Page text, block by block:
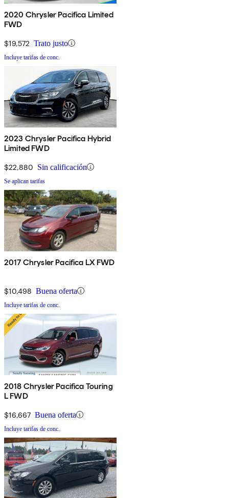
2020 Chrysler Pacifica Limited
FWD
$19,572 Trato justo
Incluye tarifas de conc.
2023 Chrysler Pacifica Hybrid
Limited FWD
$22,880 Sin calificación
Se aplican tarifas
2017 Chrysler Pacifica LX FWD
$10,498 Buena oferta
Incluye tarifas de conc.
2018 Chrysler Pacifica Touring
L FWD
$16,667 Buena oferta
Incluye tarifas de conc.